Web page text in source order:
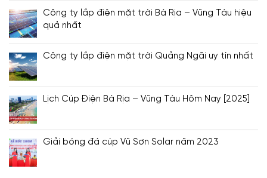
Công ty lắp điện mặt trời Bà Rịa – Vũng Tàu hiệu
quả nhất
Công ty lắp điện mặt trời Quảng Ngãi uy tín nhất
Lịch Cúp Điện Bà Rịa – Vũng Tàu Hôm Nay [2025]
Giải bóng đá cúp Vũ Sơn Solar năm 2023